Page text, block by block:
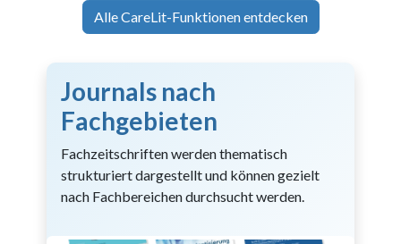
Alle CareLit-Funktionen entdecken
Journals nach
Fachgebieten
Fachzeitschriften werden thematisch
strukturiert dargestellt und können gezielt
nach Fachbereichen durchsucht werden.